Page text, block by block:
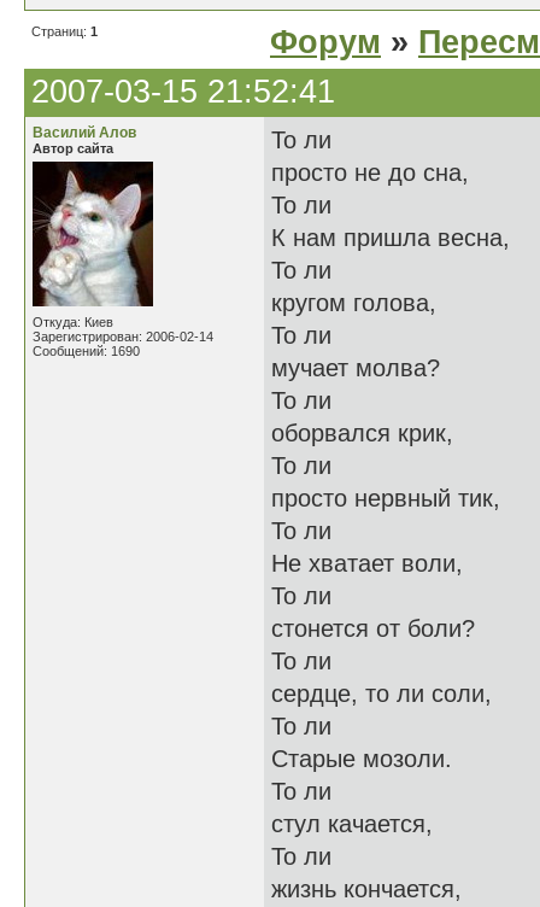
Страниц: 1 Форум »
2007-03-15 21:52:41
Василий Алов
Автор сайта
Откуда: Киев
Зарегистрирован: 2006-02-14
Сообщений: 1690
То ли
просто не до сна,
То ли
К нам пришла весна,
То ли
кругом голова,
То ли
мучает молва?
То ли
оборвался крик,
То ли
просто нервный тик,
То ли
Не хватает воли,
То ли
стонется от боли?
То ли
сердце, то ли соли,
То ли
Старые мозоли.
То ли
стул качается,
То ли
жизнь кончается,